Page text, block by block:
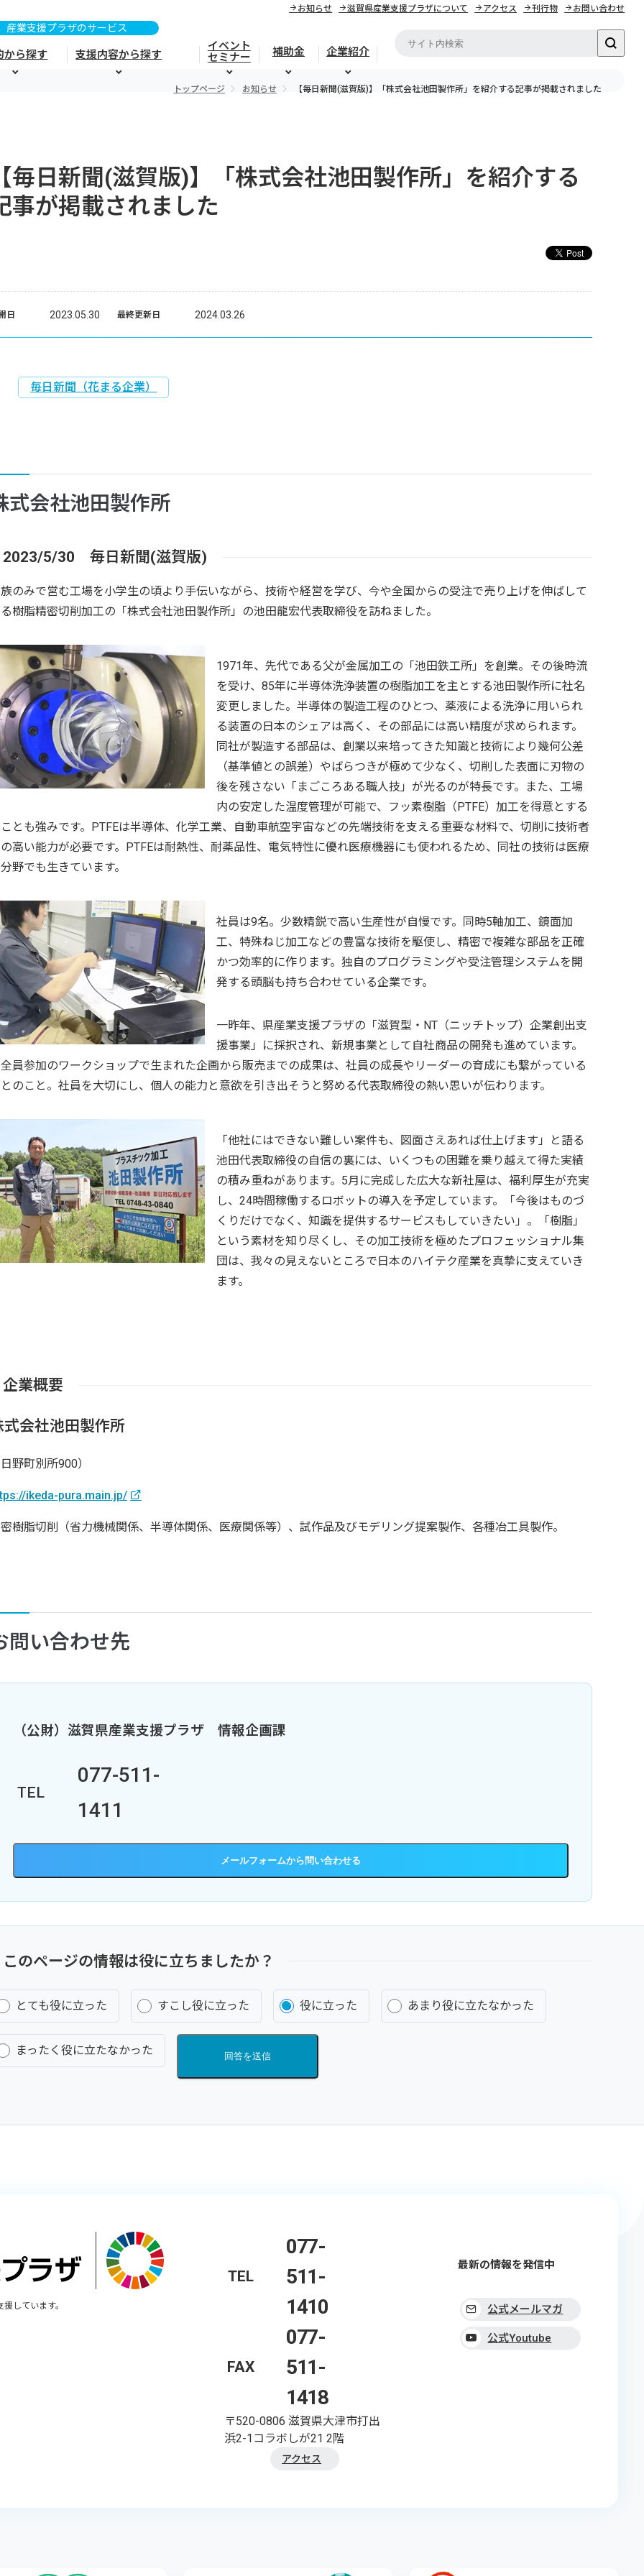
から探す 支援内容から探す
イベント
セミナー
補助金 企業紹介
お知らせ 滋賀県産業支援プラザについて アクセス 刊行物 お問い合わせ
トップページ お知らせ 【毎日新聞(滋賀版)】「株式会社池田製作所」を紹介する記事が掲載されました
毎日新聞(滋賀版)】「株式会社池田製作所」を紹介する
事が掲載されました
日 2023.05.30 最終更新日 2024.03.26
毎日新聞（花まる企業）
式会社池田製作所
2023/5/30 毎日新聞(滋賀版)
のみで営む工場を小学生の頃より手伝いながら、技術や経営を学び、今や全国からの受注で売り上げを伸ばして
樹脂精密切削加工の「株式会社池田製作所」の池田龍宏代表取締役を訪ねました。
1971年、先代である父が金属加工の「池田鉄工所」を創業。その後時流
を受け、85年に半導体洗浄装置の樹脂加工を主とする池田製作所に社名
変更しました。半導体の製造工程のひとつ、薬液による洗浄に用いられ
る装置の日本のシェアは高く、その部品には高い精度が求められます。
同社が製造する部品は、創業以来培ってきた知識と技術により幾何公差
（基準値との誤差）やばらつきが極めて少なく、切削した表面に刃物の
後を残さない「まごころある職人技」が光るのが特長です。また、工場
内の安定した温度管理が可能で、フッ素樹脂（PTFE）加工を得意とする
ことも強みです。PTFEは半導体、化学工業、自動車航空宇宙などの先端技術を支える重要な材料で、切削に技術者
の高い能力が必要です。PTFEは耐熱性、耐薬品性、電気特性に優れ医療機器にも使われるため、同社の技術は医療
分野でも生きています。
社員は9名。少数精鋭で高い生産性が自慢です。同時5軸加工、鏡面加
工、特殊ねじ加工などの豊富な技術を駆使し、精密で複雑な部品を正確
かつ効率的に作ります。独自のプログラミングや受注管理システムを開
発する頭脳も持ち合わせている企業です。
一昨年、県産業支援プラザの「滋賀型・NT（ニッチトップ）企業創出支
援事業」に採択され、新規事業として自社商品の開発も進めています。
全員参加のワークショップで生まれた企画から販売までの成果は、社員の成長やリーダーの育成にも繋がっている
とのこと。社員を大切にし、個人の能力と意欲を引き出そうと努める代表取締役の熱い思いが伝わります。
「他社にはできない難しい案件も、図面さえあれば仕上げます」と語る
池田代表取締役の自信の裏には、いくつもの困難を乗り越えて得た実績
の積み重ねがあります。5月に完成した広大な新社屋は、福利厚生が充実
し、24時間稼働するロボットの導入を予定しています。「今後はものづ
くりだけでなく、知識を提供するサービスもしていきたい」。「樹脂」
という素材を知り尽くし、その加工技術を極めたプロフェッショナル集
団は、我々の見えないところで日本のハイテク産業を真摯に支えていき
ます。
企業概要
式会社池田製作所
野町別所900）
ikeda-pura.main.jp/
樹脂切削（省力機械関係、半導体関係、医療関係等）、試作品及びモデリング提案製作、各種冶工具製作。
問い合わせ先
（公財）滋賀県産業支援プラザ 情報企画課
TEL
077-511-
1411
メールフォーム
このページの情報は役に立ちましたか？
とても役に立った すこし役に立った 役に立った あまり役に立たなかった
まったく役に立たなかった 回答を送信
しています。
TEL
077-
511-
1410
FAX
077-
511-
1418
〒520-0806 滋賀県大津市打出
浜2-1コラボしが21 2階
アクセス
最新の情報を発信中
公式メールマガ
ジン
公式Youtube